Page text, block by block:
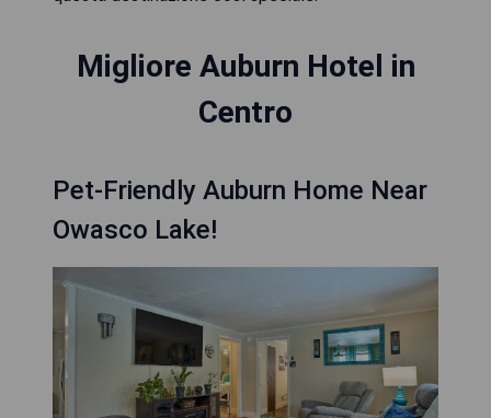
Migliore Auburn Hotel in
Centro
Pet-Friendly Auburn Home Near
Owasco Lake!